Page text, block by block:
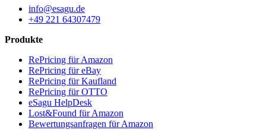
info@esagu.de
+49 221 64307479
Produkte
RePricing für Amazon
RePricing für eBay
RePricing für Kaufland
RePricing für OTTO
eSagu HelpDesk
Lost&Found für Amazon
Bewertungsanfragen für Amazon